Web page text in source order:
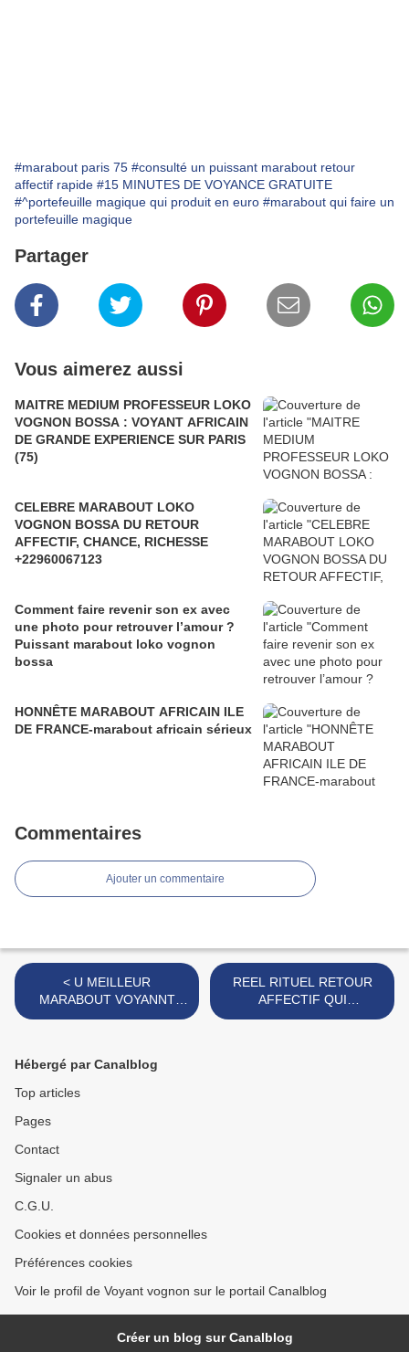
#marabout paris 75 #consulté un puissant marabout retour
affectif rapide #15 MINUTES DE VOYANCE GRATUITE
#^portefeuille magique qui produit en euro #marabout qui faire un
portefeuille magique
Partager
Vous aimerez aussi
MAITRE MEDIUM PROFESSEUR LOKO
VOGNON BOSSA : VOYANT AFRICAIN
DE GRANDE EXPERIENCE SUR PARIS
(75)
CELEBRE MARABOUT LOKO
VOGNON BOSSA DU RETOUR
AFFECTIF, CHANCE, RICHESSE
+22960067123
Comment faire revenir son ex avec
une photo pour retrouver l’amour ?
Puissant marabout loko vognon
bossa
HONNÊTE MARABOUT AFRICAIN ILE
DE FRANCE-marabout africain sérieux
Commentaires
Ajouter un commentaire
< U MEILLEUR
MARABOUT VOYANNT
RETOUR AFFECTIF,
REEL RITUEL RETOUR
AFFECTIF QUI
FONCTIONNE,
Hébergé par Canalblog
Top articles
Pages
Contact
Signaler un abus
C.G.U.
Cookies et données personnelles
Préférences cookies
Voir le profil de Voyant vognon sur le portail Canalblog
Créer un blog sur Canalblog